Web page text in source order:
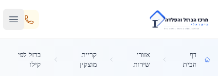
Skip to main content
דף
הבית
אזורי
שירות
קריית
מוצקין
ברזל לפי
קילו